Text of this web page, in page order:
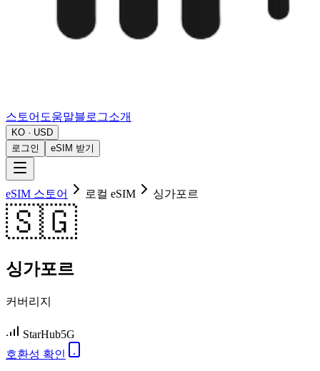
스토어 도움말블로그소개
KO · USD
로그인
eSIM 받기
eSIM 스토어 로컬 eSIM 싱가포르
🇸🇬
싱가포르
커버리지
StarHub5G
호환성 확인